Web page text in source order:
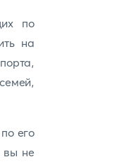
по
на
его
вы не